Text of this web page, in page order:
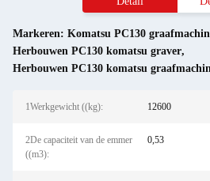
Markeren: Komatsu PC130
Herbouwen PC130 komatsu graver,
Herbouwen PC130 komatsu
1Werkgewicht ((kg): 12600
2De capaciteit van de emmer
((m3):
0,53